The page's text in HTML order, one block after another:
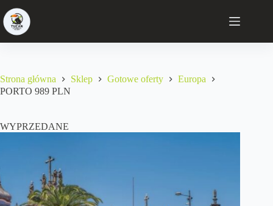
Strona główna Sklep Gotowe oferty
Europa
PORTO 989 PLN
WYPRZEDANE